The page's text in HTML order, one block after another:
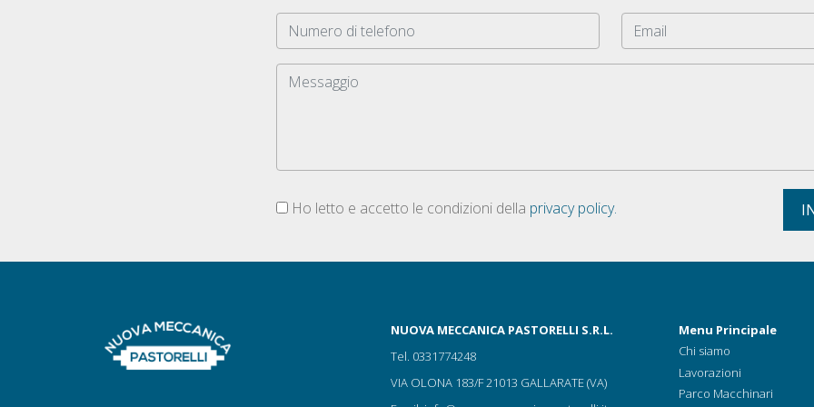
Ho letto e accetto le condizioni della privacy policy.
NUOVA MECCANICA PASTORELLI S.R.L.
Tel. 0331774248
VIA OLONA 183/F 21013 GALLARATE (VA)
Menu Principale
Chi siamo
Lavorazioni
Parco Macchinari